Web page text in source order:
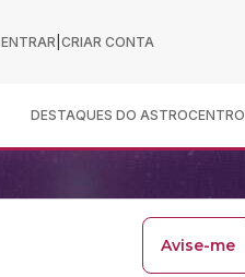
ENTRAR CRIAR CONTA
DESTAQUES DO ASTROCENTRO